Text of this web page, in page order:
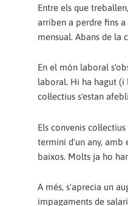
Entre els que
arriben a perdre fins a
mensual. Abans de la
En el món laboral
laboral. Hi ha hagut (i
col·lectius s'estan
Els convenis
termini d'un any, amb
baixos. Molts ja ho
A més, s'aprecia un
impagaments de